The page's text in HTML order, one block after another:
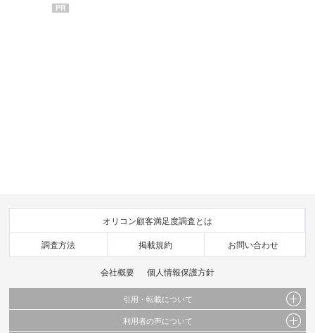
PR
オリコン顧客満足度調査とは
調査方法 掲載規約 お問い合わせ
会社概要 個人情報保護方針
引用・転載について
当サイトで公開されている情報（文字、写真、イラスト、画像データ等）及びこれらの配
利用者の声について